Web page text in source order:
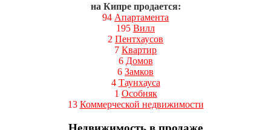
на Кипре продается:
94 Апартамента
195 Вилл
2 Пентхаусов
7 Квартир
6 Домов
6 Замков
4 Таунхауса
1 Особняк
13 Коммерческой недвижимости